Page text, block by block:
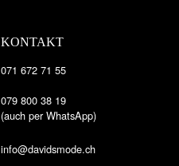
KONTAKT
071 672 71 55
079 800 38 19
(auch per WhatsApp)
info@davidsmode.ch